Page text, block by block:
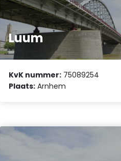
Luum
KvK nummer: 75089254
Plaats: Arnhem